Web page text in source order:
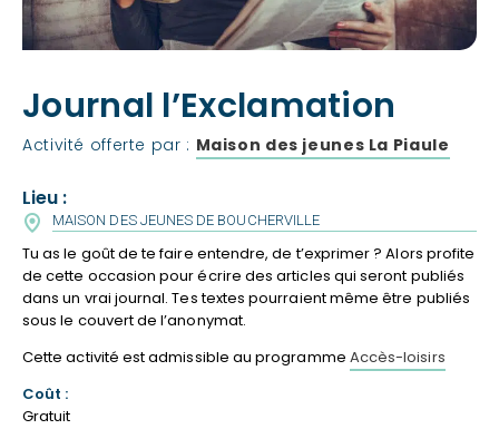
Journal l’Exclamation
Activité offerte par : Maison des jeunes La Piaule
Lieu :
MAISON DES JEUNES DE BOUCHERVILLE
Tu as le goût de te faire entendre, de t’exprimer ? Alors profite
de cette occasion pour écrire des articles qui seront publiés
dans un vrai journal. Tes textes pourraient même être publiés
sous le couvert de l’anonymat.
Cette activité est admissible au programme Accès-loisirs
Coût :
Gratuit